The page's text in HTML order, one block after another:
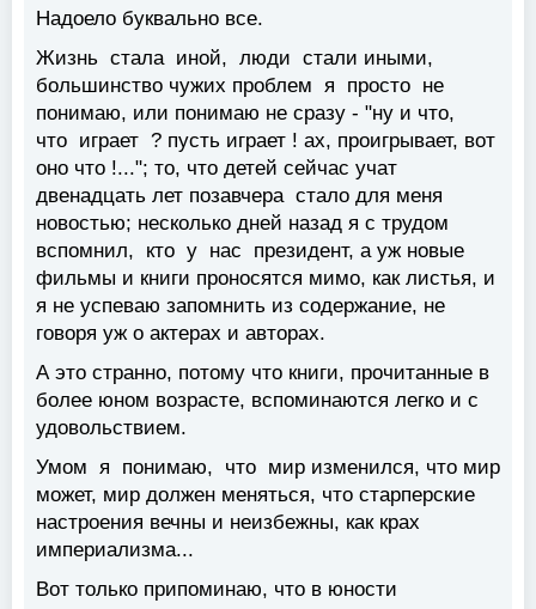
Надоело буквально все.
Жизнь стала иной, люди стали иными,
большинство чужих проблем я просто не
понимаю, или понимаю не сразу - "ну и что,
что играет ? пусть играет ! ах, проигрывает, вот
оно что !..."; то, что детей сейчас учат
двенадцать лет позавчера стало для меня
новостью; несколько дней назад я с трудом
вспомнил, кто у нас президент, а уж новые
фильмы и книги проносятся мимо, как листья, и
я не успеваю запомнить из содержание, не
говоря уж о актерах и авторах.
А это странно, потому что книги, прочитанные в
более юном возрасте, вспоминаются легко и с
удовольствием.
Умом я понимаю, что мир изменился, что мир
может, мир должен меняться, что старперские
настроения вечны и неизбежны, как крах
империализма...
Вот только припоминаю, что в юности